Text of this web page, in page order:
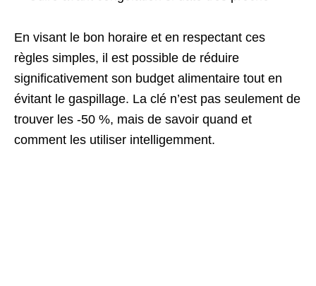
En visant le bon horaire et en respectant ces
règles simples, il est possible de réduire
significativement son budget alimentaire tout en
évitant le gaspillage. La clé n’est pas seulement de
trouver les -50 %, mais de savoir quand et
comment les utiliser intelligemment.